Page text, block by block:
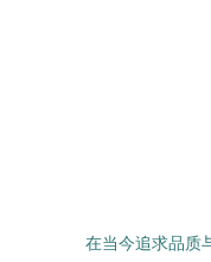
在当今追求品质